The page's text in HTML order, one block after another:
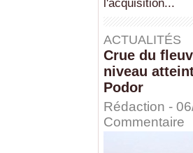
l'acquisition...
ACTUALITÉS
Crue du
niveau
Podor
Rédaction -
Commentaire